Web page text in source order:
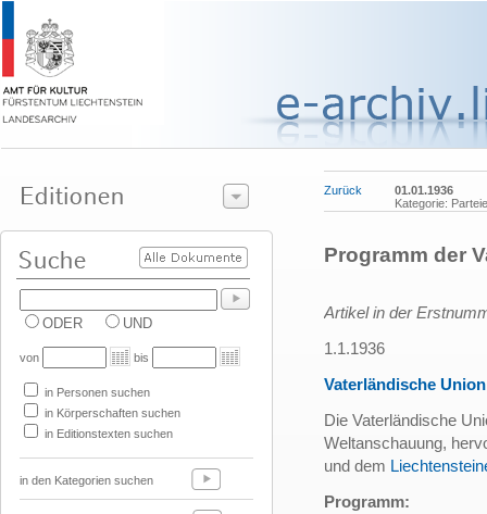
ODER UND
von bis
in Personen suchen
in Körperschaften suchen
in Editionstexten suchen
in den Kategorien suchen
Zurück
01.01.1936
Kategorie:
Programm der
Artikel in der
1.1.1936
Vaterländische Union
Die Vaterländische
Weltanschauung,
und dem
Programm: